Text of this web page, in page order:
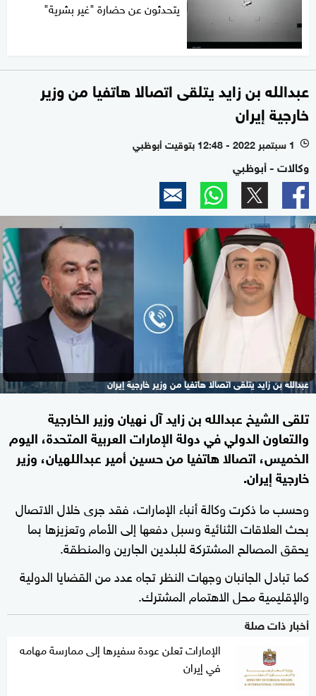
يتحدثون عن حضارة "غير بشرية"
عبدالله بن زايد يتلقى اتصالا هاتفيا من وزير
خارجية إيران
l 1 سبتمبر 2022 - 12:48 بتوقيت أبوظبي
وكالات - أبوظبي
عبدالله بن زايد يتلقى اتصالا هاتفيا من وزير خارجية إيران
تلقى الشيخ عبدالله بن زايد آل نهيان وزير الخارجية
والتعاون الدولي في دولة الإمارات العربية المتحدة، اليوم
الخميس، اتصالا هاتفيا من حسين أمير عبداللهيان، وزير
خارجية إيران.
وحسب ما ذكرت وكالة أنباء الإمارات، فقد جرى خلال الاتصال
بحث العلاقات الثنائية وسبل دفعها إلى الأمام وتعزيزها بما
يحقق المصالح المشتركة للبلدين الجارين والمنطقة.
كما تبادل الجانبان وجهات النظر تجاه عدد من القضايا الدولية
والإقليمية محل الاهتمام المشترك.
أخبار ذات صلة
الإمارات تعلن عودة سفيرها إلى ممارسة مهامه
في إيران